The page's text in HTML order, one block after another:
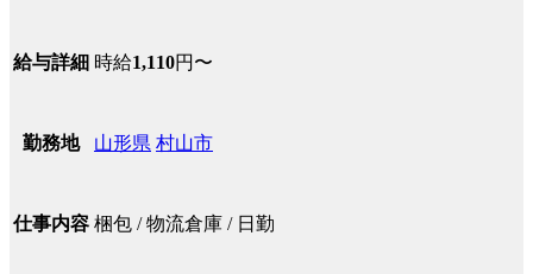
給与詳細 時給1,110円〜
勤務地 山形県 村山市
仕事内容 梱包 / 物流倉庫 / 日勤